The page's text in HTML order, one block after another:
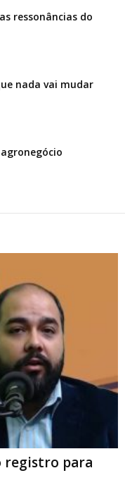
ressonâncias do
nada vai mudar
registro para